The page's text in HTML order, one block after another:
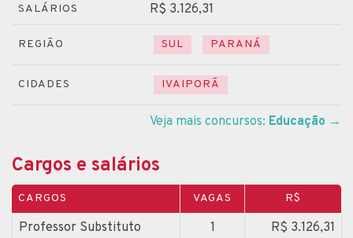
SALÁRIOS R$ 3.126,31
REGIÃO SUL PARANÁ
CIDADES IVAIPORÃ
Veja mais concursos: Educação →
Cargos e salários
CARGOS VAGAS R$
Professor Substituto 1
R$ 3.126,31